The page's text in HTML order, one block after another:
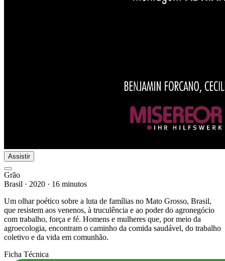
Assistir
Grão
Brasil · 2020 · 16 minutos
Um olhar poético sobre a luta de famílias no Mato Grosso, Brasil,
que resistem aos venenos, à truculência e ao poder do agronegócio
com trabalho, força e fé. Homens e mulheres que, por meio da
agroecologia, encontram o caminho da comida saudável, do trabalho
coletivo e da vida em comunhão.
Ficha Técnica